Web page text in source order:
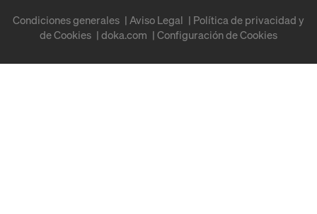
Condiciones generales Aviso Legal
Política de privacidad y
de Cookies
doka.com Configuración de Cookies